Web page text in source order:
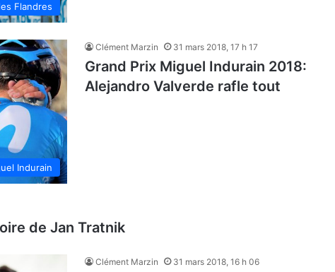
Flandres
Indurain
Clément Marzin 31 mars 2018, 17 h 17
Grand Prix Miguel Indurain 2018:
Alejandro Valverde rafle tout
de Jan Tratnik
Clément Marzin 31 mars 2018, 16 h 06